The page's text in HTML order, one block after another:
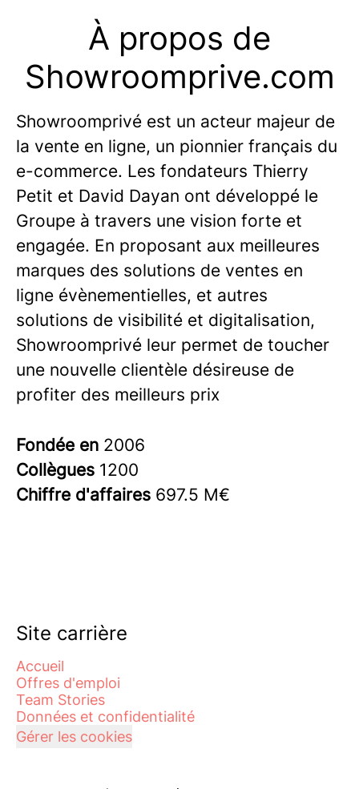
À propos de
Showroomprive.com
Showroomprivé est un acteur majeur de
la vente en ligne, un pionnier français du
e-commerce. Les fondateurs Thierry
Petit et David Dayan ont développé le
Groupe à travers une vision forte et
engagée. En proposant aux meilleures
marques des solutions de ventes en
ligne évènementielles, et autres
solutions de visibilité et digitalisation,
Showroomprivé leur permet de toucher
une nouvelle clientèle désireuse de
profiter des meilleurs prix
Fondée en 2006
Collègues 1200
Chiffre d'affaires 697.5 M€
Site carrière
Accueil
Offres d'emploi
Team Stories
Données et confidentialité
Gérer les cookies